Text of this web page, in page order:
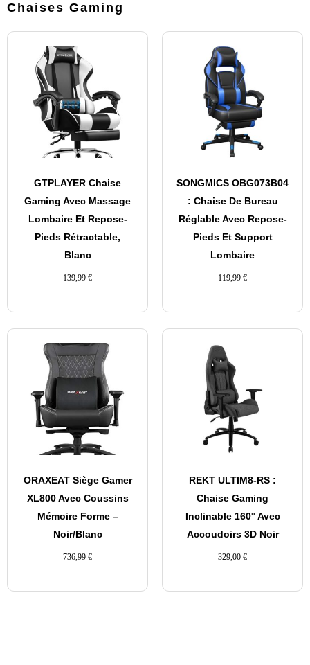
Chaises Gaming
GTPLAYER Chaise
Gaming Avec Massage
Lombaire Et Repose-
Pieds Rétractable,
Blanc
139,99 €
SONGMICS OBG073B04
: Chaise De Bureau
Réglable Avec Repose-
Pieds Et Support
Lombaire
119,99 €
ORAXEAT Siège Gamer
XL800 Avec Coussins
Mémoire Forme –
Noir/Blanc
736,99 €
REKT ULTIM8-RS :
Chaise Gaming
Inclinable 160° Avec
Accoudoirs 3D Noir
329,00 €